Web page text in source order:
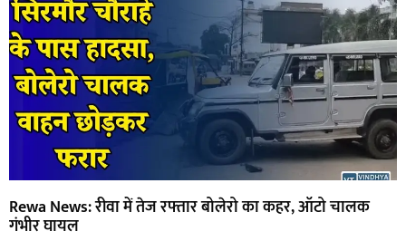
Rewa News: रीवा में तेज रफ्तार बोलेरो का कहर, ऑटो चालक
गंभीर घायल